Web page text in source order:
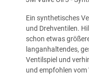
Ein synthetisches
und Drehventilen.
schon etwas
langanhaltendes,
Ventilspiel und
und empfohlen vom